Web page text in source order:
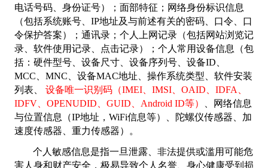
电话号码、身份证号）；面部特征；网络身份标识信息
（包括系统账号、IP地址及与前述有关的密码、口令、口
令保护答案）；通讯录；个人上网记录（包括网站浏览记
录、软件使用记录、点击记录）；个人常用设备信息（包
括：硬件型号、设备尺寸、设备序列号、设备ID、
MCC、MNC、设备MAC地址、操作系统类型、软件安装
列表、 设备唯一识别码（IMEI、IMSI、OAID、IDFA、
IDFV、OPENUDID、GUID、Android ID等）
、网络信息
与位置信息（IP地址，WiFi信息等）、陀螺仪传感器、加
速度传感器、重力传感器）。
个人敏感信息是指一旦泄露、非法提供或滥用可能危
害人身和财产安全，极易导致个人名誉、身心健康受到损